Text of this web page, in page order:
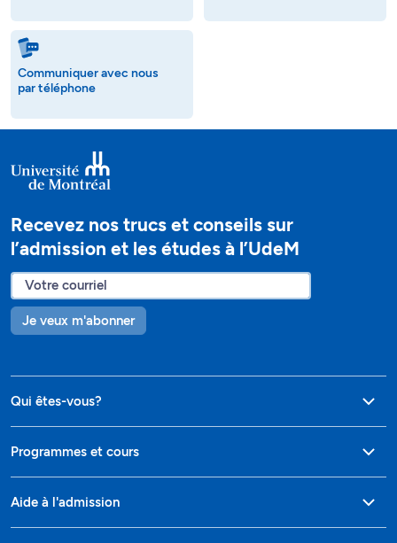
Communiquer avec nous
par téléphone
Recevez nos trucs et conseils sur
l’admission et les études à l’UdeM
Je veux m'abonner
Qui êtes-vous?
Programmes et cours
Aide à l'admission